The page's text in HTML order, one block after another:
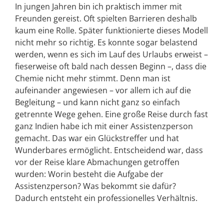
In jungen Jahren bin ich praktisch immer mit
Freunden gereist. Oft spielten Barrieren deshalb
kaum eine Rolle. Später funktionierte dieses Modell
nicht mehr so richtig. Es konnte sogar belastend
werden, wenn es sich im Lauf des Urlaubs erweist –
fieserweise oft bald nach dessen Beginn –, dass die
Chemie nicht mehr stimmt. Denn man ist
aufeinander angewiesen – vor allem ich auf die
Begleitung – und kann nicht ganz so einfach
getrennte Wege gehen. Eine große Reise durch fast
ganz Indien habe ich mit einer Assistenzperson
gemacht. Das war ein Glückstreffer und hat
Wunderbares ermöglicht. Entscheidend war, dass
vor der Reise klare Abmachungen getroffen
wurden: Worin besteht die Aufgabe der
Assistenzperson? Was bekommt sie dafür?
Dadurch entsteht ein professionelles Verhältnis.